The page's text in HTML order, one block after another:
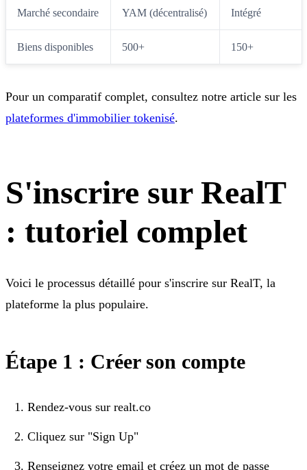
Marché secondaire YAM (décentralisé) Intégré
Biens disponibles 500+ 150+
Pour un comparatif complet, consultez notre article sur les
plateformes d'immobilier tokenisé.
S'inscrire sur RealT
: tutoriel complet
Voici le processus détaillé pour s'inscrire sur RealT, la
plateforme la plus populaire.
Étape 1 : Créer son compte
Rendez-vous sur realt.co
Cliquez sur "Sign Up"
Renseignez votre email et créez un mot de passe